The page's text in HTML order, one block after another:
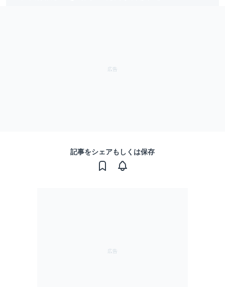
記事をシェアもしくは保存